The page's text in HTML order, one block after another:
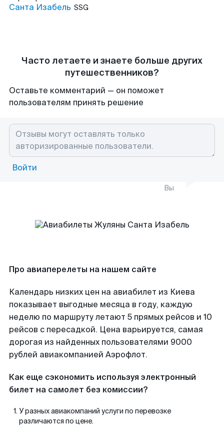
Санта Изабель SSG
Часто летаете и знаете больше других
путешественников?
Оставьте комментарий — он поможет
пользователям принять решение
Войти
Вы
Про авиаперелеты на нашем сайте
Календарь низких цен на авиабилет из Киева
показывает выгодные месяца в году, каждую
неделю по маршруту летают 5 прямых рейсов и 10
рейсов с пересадкой. Цена варьируется, самая
дорогая из найденных пользователями 9000
рублей авиакомпанией Аэрофлот.
Как еще сэкономить используя электронный
билет на самолет без комиссии?
У разных авиакомпаний услуги по перевозке
различаются по цене.